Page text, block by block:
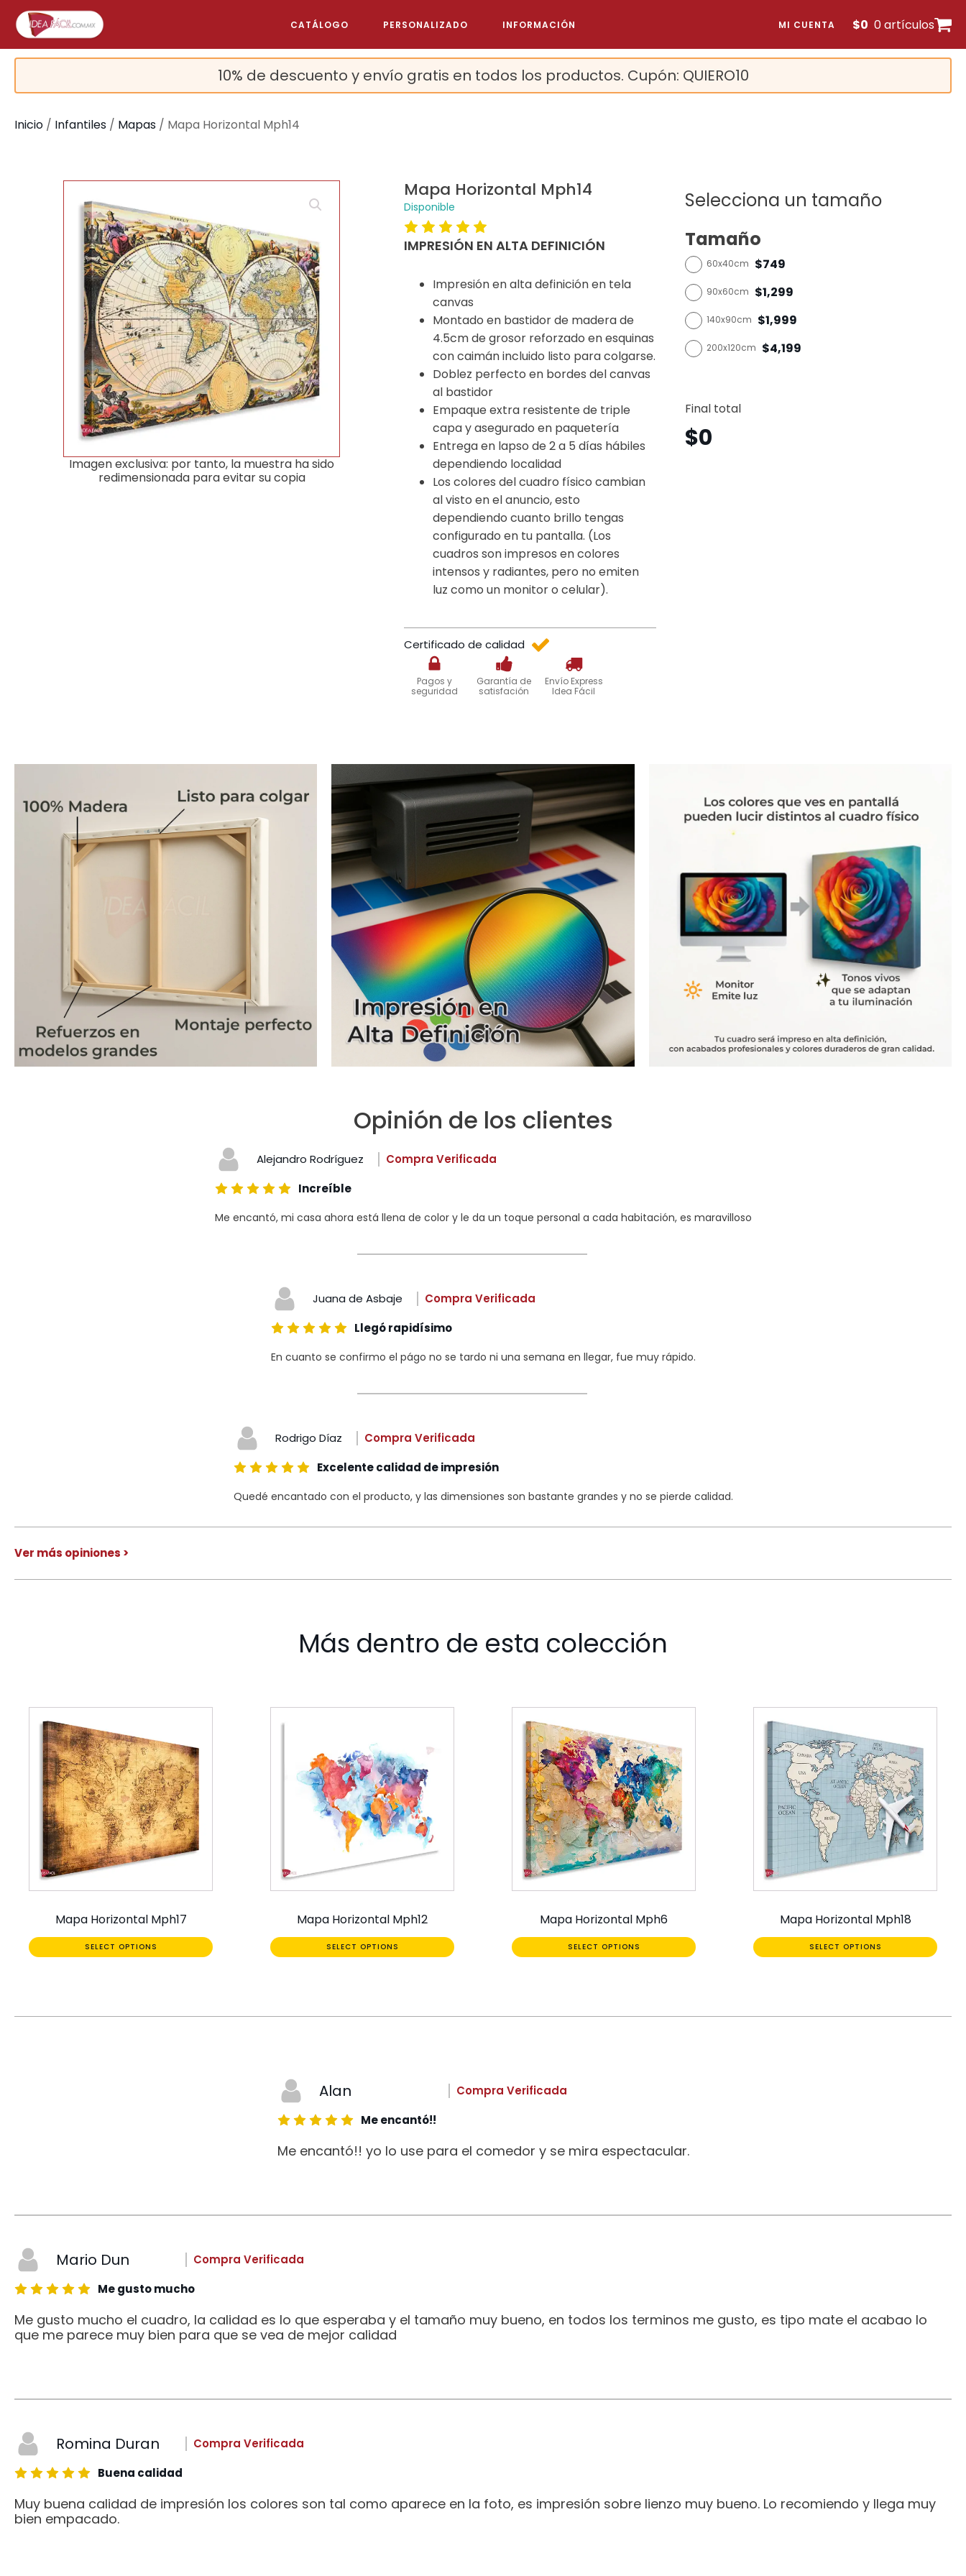
CATÁLOGO PERSONALIZADO INFORMACIÓN MI CUENTA $0 0 artículos
10% de descuento y envío gratis en todos los productos. Cupón: QUIERO10
Inicio / Infantiles / Mapas / Mapa Horizontal Mph14
Imagen exclusiva: por tanto, la muestra ha sido
redimensionada para evitar su copia
Mapa Horizontal Mph14
Disponible
IMPRESIÓN EN ALTA DEFINICIÓN
Impresión en alta definición en tela
canvas
Montado en bastidor de madera de
4.5cm de grosor reforzado en esquinas
con caimán incluido listo para colgarse.
Doblez perfecto en bordes del canvas
al bastidor
Empaque extra resistente de triple
capa y asegurado en paquetería
Entrega en lapso de 2 a 5 días hábiles
dependiendo localidad
Los colores del cuadro físico cambian
al visto en el anuncio, esto
dependiendo cuanto brillo tengas
configurado en tu pantalla. (Los
cuadros son impresos en colores
intensos y radiantes, pero no emiten
luz como un monitor o celular).
Certificado de calidad
Pagos y
seguridad
Garantía de
satisfación
Envío Express
Idea Fácil
Selecciona un tamaño
Tamaño
60x40cm $749
90x60cm $1,299
140x90cm $1,999
200x120cm $4,199
Final total
$0
Opinión de los clientes
Alejandro Rodríguez
Compra Verificada
Increíble
Me encantó, mi casa ahora está llena de color y le da un toque personal a cada habitación, es maravilloso
Juana de Asbaje
Compra Verificada
Llegó rapidísimo
En cuanto se confirmo el págo no se tardo ni una semana en llegar, fue muy rápido.
Rodrigo Díaz
Compra Verificada
Excelente calidad de impresión
Quedé encantado con el producto, y las dimensiones son bastante grandes y no se pierde calidad.
Ver más opiniones >
Más dentro de esta colección
Mapa Horizontal Mph17
SELECT OPTIONS
Mapa Horizontal Mph12
SELECT OPTIONS
Mapa Horizontal Mph6
SELECT OPTIONS
Mapa Horizontal Mph18
SELECT OPTIONS
Alan
Compra Verificada
Me encantó!!
Me encantó!! yo lo use para el comedor y se mira espectacular.
Mario Dun
Compra Verificada
Me gusto mucho
Me gusto mucho el cuadro, la calidad es lo que esperaba y el tamaño muy bueno, en todos los terminos me gusto, es tipo mate el acabao lo
que me parece muy bien para que se vea de mejor calidad
Romina Duran
Compra Verificada
Buena calidad
Muy buena calidad de impresión los colores son tal como aparece en la foto, es impresión sobre lienzo muy bueno. Lo recomiendo y llega muy
bien empacado.